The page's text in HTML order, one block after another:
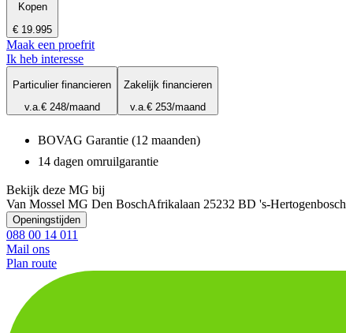
Kopen
€ 19.995
Maak een proefrit
Ik heb interesse
Particulier financieren
v.a.€ 248/maand
Zakelijk financieren
v.a.€ 253/maand
BOVAG Garantie (12 maanden)
14 dagen omruilgarantie
Bekijk deze MG bij
Van Mossel MG Den BoschAfrikalaan 25232 BD 's-Hertogenbosch
Openingstijden
088 00 14 011
Mail ons
Plan route